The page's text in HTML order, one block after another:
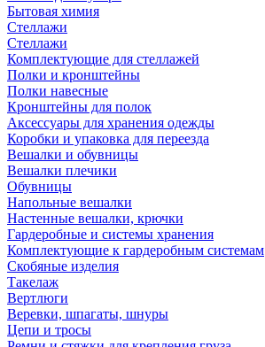
Бытовая химия
Стеллажи
Стеллажи
Комплектующие для стеллажей
Полки и кронштейны
Полки навесные
Кронштейны для полок
Аксессуары для хранения одежды
Коробки и упаковка для переезда
Вешалки и обувницы
Вешалки плечики
Обувницы
Напольные вешалки
Настенные вешалки, крючки
Гардеробные и системы хранения
Комплектующие к гардеробным системам
Скобяные изделия
Такелаж
Вертлюги
Веревки, шпагаты, шнуры
Цепи и тросы